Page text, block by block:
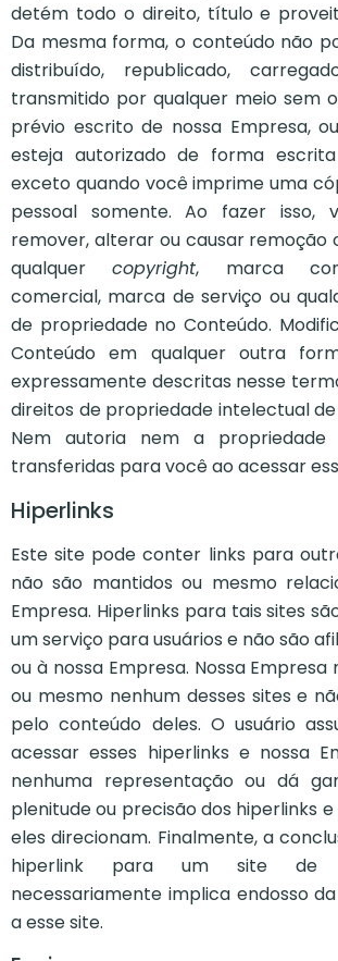
detém todo o direito, título e
Da mesma forma, o conteúdo não
distribuído, republicado,
transmitido por qualquer meio sem
prévio escrito de nossa Empresa,
esteja autorizado de forma
exceto quando você imprime uma
pessoal somente. Ao fazer isso,
remover, alterar ou causar remoção
qualquercopyright, marca
comercial, marca de serviço ou
de propriedade no Conteúdo.
Conteúdo em qualquer outra
expressamente descritas nesse
direitos de propriedade intelectual de
Nem autoria nem a propriedade
transferidas para você ao acessar
Hiperlinks
Este site pode conter links para
não são mantidos ou mesmo
Empresa. Hiperlinks para tais sites
um serviço para usuários e não são
ou à nossa Empresa. Nossa Empresa
ou mesmo nenhum desses sites e
pelo conteúdo deles. O usuário
acessar esses hiperlinks e nossa
nenhuma representação ou dá
plenitude ou precisão dos hiperlinks e
eles direcionam. Finalmente, a
hiperlink para um site de
necessariamente implica endosso
a esse site.